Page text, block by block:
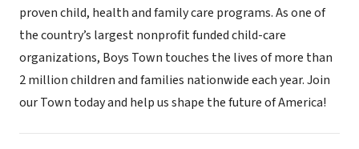
proven child, health and family care programs. As one of
the country’s largest nonprofit funded child-care
organizations, Boys Town touches the lives of more than
2 million children and families nationwide each year. Join
our Town today and help us shape the future of America!